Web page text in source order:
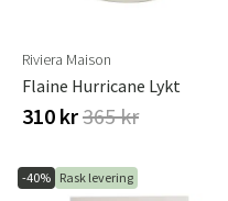
Riviera Maison
Flaine Hurricane Lykt
310 kr365 kr
-40% Rask levering